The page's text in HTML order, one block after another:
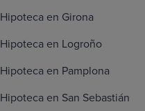
Hipoteca en Girona
Hipoteca en Logroño
Hipoteca en Pamplona
Hipoteca en San Sebastián